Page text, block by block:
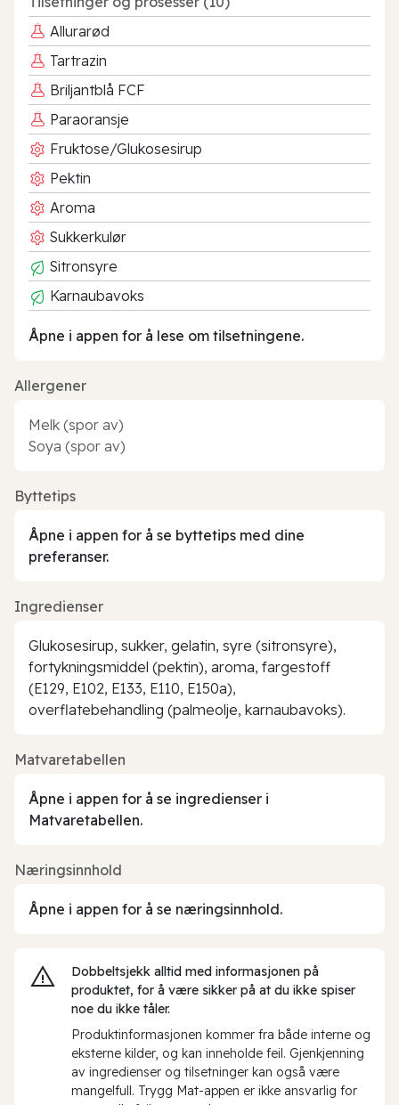
Allurarød
Tartrazin
Briljantblå FCF
Paraoransje
Fruktose/Glukosesirup
Pektin
Aroma
Sukkerkulør
Sitronsyre
Karnaubavoks
Åpne i appen for å lese om tilsetningene.
Allergener
Melk (spor av)
Soya (spor av)
Byttetips
Åpne i appen for å se byttetips med dine
preferanser.
Ingredienser
Glukosesirup, sukker, gelatin, syre (sitronsyre),
fortykningsmiddel (pektin), aroma, fargestoff
(E129, E102, E133, E110, E150a),
overflatebehandling (palmeolje, karnaubavoks).
Matvaretabellen
Åpne i appen for å se ingredienser i
Matvaretabellen.
Næringsinnhold
Åpne i appen for å se næringsinnhold.
Dobbeltsjekk alltid med informasjonen på
produktet, for å være sikker på at du ikke spiser
noe du ikke tåler.
Produktinformasjonen kommer fra både interne og
eksterne kilder, og kan inneholde feil. Gjenkjenning
av ingredienser og tilsetninger kan også være
mangelfull. Trygg Mat-appen er ikke ansvarlig for